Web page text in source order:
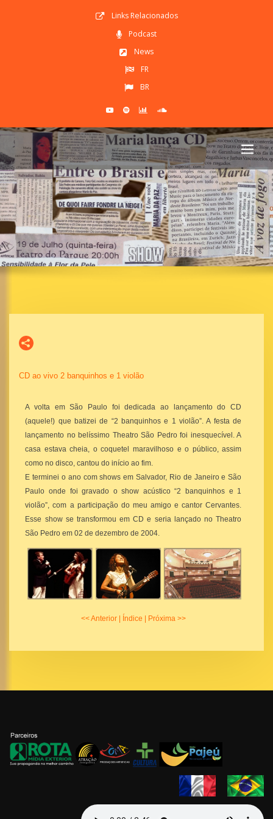
Links Relacionados
Podcast
News
FR
BR
CD ao vivo 2 banquinhos e 1 violão
A volta em São Paulo foi dedicada ao lançamento do CD
(aquele!) que batizei de “2 banquinhos e 1 violão”. A festa de
lançamento no belíssimo Theatro São Pedro foi inesquecível. A
casa estava cheia, o coquetel maravilhoso e o público, assim
como no disco, cantou do início ao fim.
E terminei o ano com shows em Salvador, Rio de Janeiro e São
Paulo onde foi gravado o show acústico “2 banquinhos e 1
violão”, com a participação do meu amigo e cantor Cervantes.
Esse show se transformou em CD e seria lançado no Theatro
São Pedro em 02 de dezembro de 2004.
<< Anterior| Índice | Próxima >>